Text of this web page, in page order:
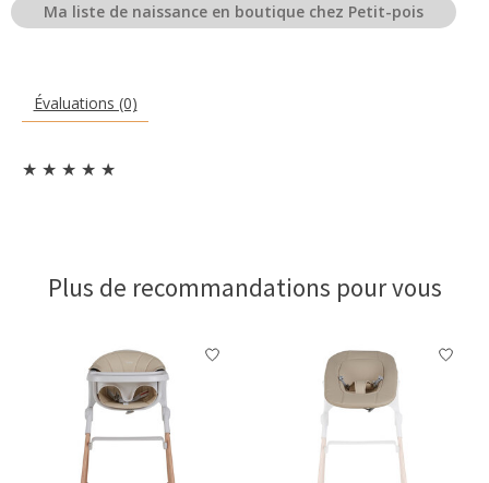
Ma liste de naissance en boutique chez Petit-pois
Évaluations (0)
★ ★ ★ ★ ★
Plus de recommandations pour vous
Articles du carrousel de produits